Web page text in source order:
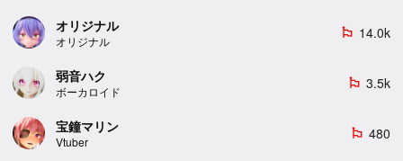
オリジナル
オリジナル
emoji_flags 14.0k
弱音ハク
ボーカロイド
emoji_flags 3.5k
宝鐘マリン
Vtuber
emoji_flags 480